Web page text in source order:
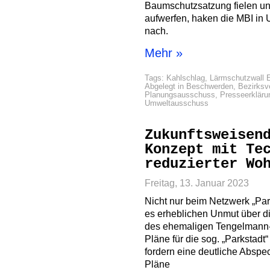
Baumschutzsatzung fielen
aufwerfen, haken die MBI in
nach.
Mehr »
Tags: Kahlschlag, Lärmschutzwall
Abgelegt in Beschwerden,
Planungsausschuss,
Umweltausschuss
Konzept mit
reduzierter
Freitag, 13. Januar 2023
Nicht nur beim Netzwerk
es erheblichen Unmut über
des ehemaligen
Pläne für die sog.
fordern eine deutliche
Pläne